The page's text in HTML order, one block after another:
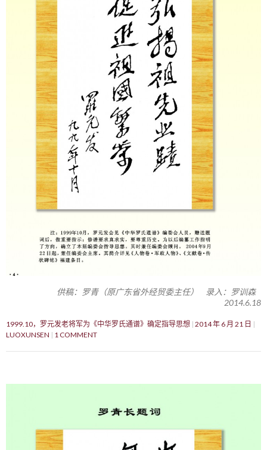
供稿：罗青（原广东省外经贸委主任） 录入：罗训森
2014.6.18
1999.10，罗元发老将军为《中华罗氏通谱》确定指导思想 2014 年 6 月 21 日
LUOXUNSEN
1 COMMENT